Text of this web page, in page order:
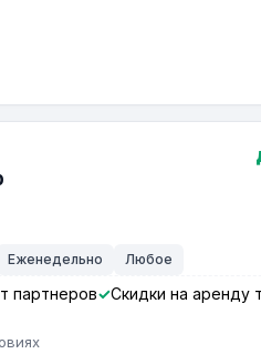
Еженедельно Любое
партнеров
Скидки на аренду